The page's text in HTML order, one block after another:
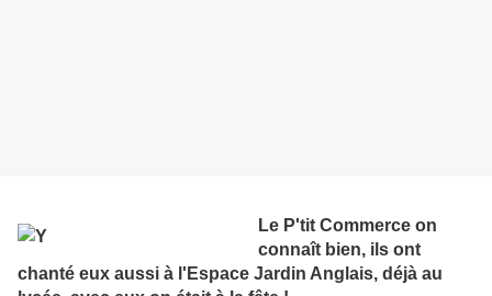
Le P'tit Commerce on
connaît bien, ils ont
chanté eux aussi à l'Espace Jardin Anglais, déjà au